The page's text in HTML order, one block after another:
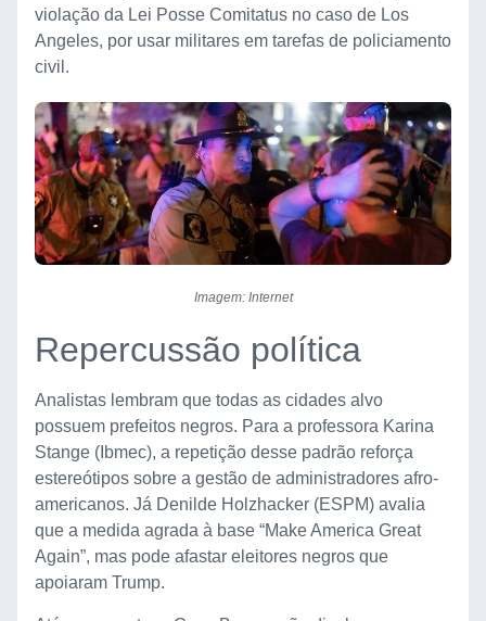
violação da Lei Posse Comitatus no caso de Los
Angeles, por usar militares em tarefas de policiamento
civil.
Imagem: Internet
Repercussão política
Analistas lembram que todas as cidades alvo
possuem prefeitos negros. Para a professora Karina
Stange (Ibmec), a repetição desse padrão reforça
estereótipos sobre a gestão de administradores afro-
americanos. Já Denilde Holzhacker (ESPM) avalia
que a medida agrada à base “Make America Great
Again”, mas pode afastar eleitores negros que
apoiaram Trump.